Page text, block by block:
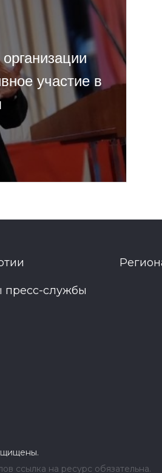
участие в
пресс-службы
ссылка на ресурс обязательна.